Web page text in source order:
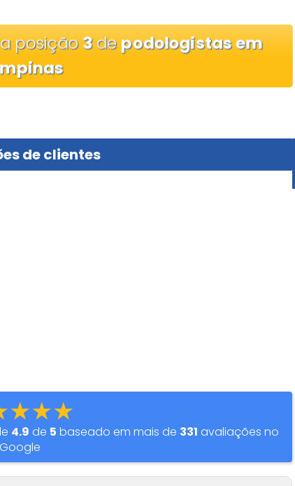
posição3depodologistas em
de clientes
4.9 de 5 baseado em mais de 331 avaliações no
Google